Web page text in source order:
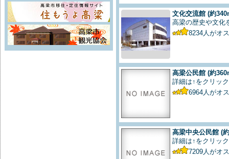
文化交流館 (約
高梁の歴史や文
8234 人がオ
高梁公民館 (約
詳細は↑をクリック
6964 人がオ
高梁中央公民館 (
詳細は↑をクリック
7209 人がオ